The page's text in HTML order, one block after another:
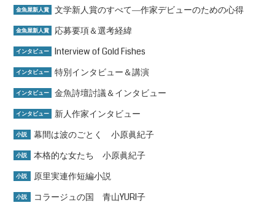
金魚屋新人賞 文学新人賞のすべて―作家デビューのための心得
金魚屋新人賞 応募要項＆選考経緯
インタビュー Interview of Gold Fishes
インタビュー 特別インタビュー＆講演
インタビュー 金魚詩壇討議＆インタビュー
インタビュー 新人作家インタビュー
小説 幕間は波のごとく 小原眞紀子
小説 本格的な女たち 小原眞紀子
小説 原里実連作短編小説
小説 コラージュの国 青山YURI子